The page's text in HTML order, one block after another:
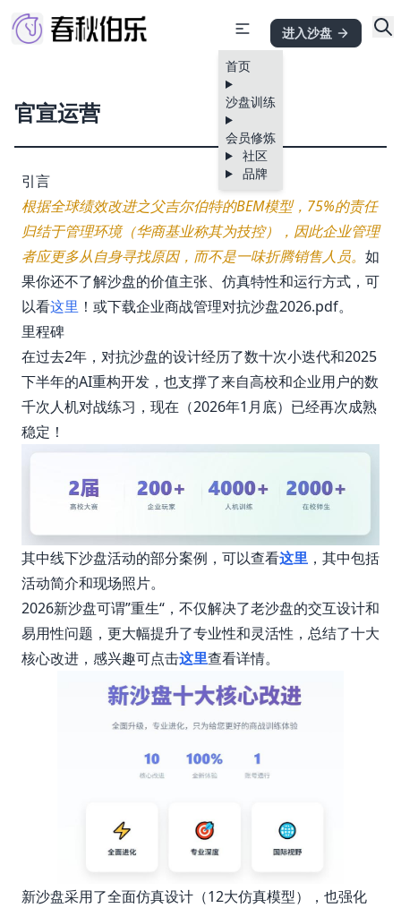
首页
沙盘训练
会员修炼
社区
品牌
进入沙盘
官宣运营
引言
根据全球绩效改进之父吉尔伯特的BEM模型，75%的责任
归结于管理环境（华商基业称其为技控），因此企业管理
者应更多从自身寻找原因，而不是一味折腾销售人员。 如
果你还不了解沙盘的价值主张、仿真特性和运行方式，可
以看这里 ！或下载企业商战管理对抗沙盘2026.pdf。
里程碑
在过去2年，对抗沙盘的设计经历了数十次小迭代和2025
下半年的AI重构开发，也支撑了来自高校和企业用户的数
千次人机对战练习，现在（2026年1月底）已经再次成熟
稳定！
其中线下沙盘活动的部分案例，可以查看这里 ，其中包括
活动简介和现场照片。
2026新沙盘可谓”重生“，不仅解决了老沙盘的交互设计和
易用性问题，更大幅提升了专业性和灵活性，总结了十大
核心改进，感兴趣可点击这里查看详情。
新沙盘采用了全面仿真设计（12大仿真模型），也强化